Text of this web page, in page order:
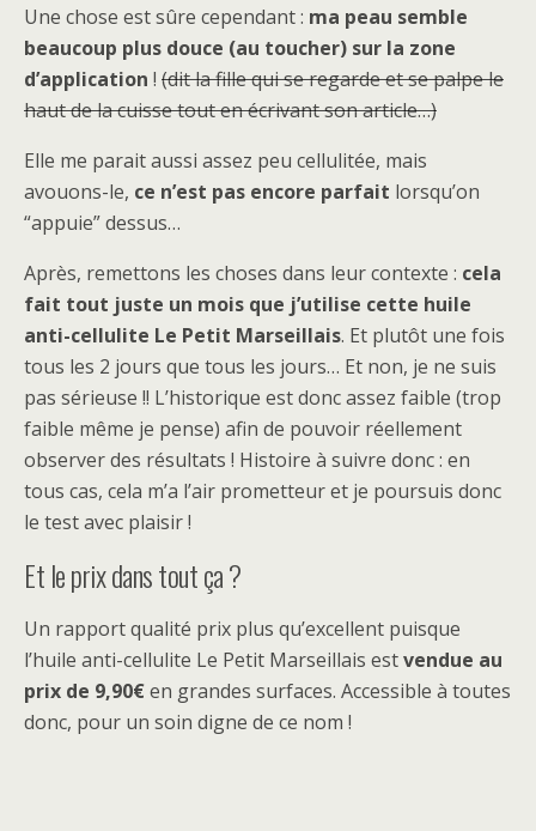
Une chose est sûre cependant : ma peau semble
beaucoup plus douce (au toucher) sur la zone
d’application ! (dit la fille qui se regarde et se palpe le
haut de la cuisse tout en écrivant son article…)
Elle me parait aussi assez peu cellulitée, mais
avouons-le, ce n’est pas encore parfait lorsqu’on
“appuie” dessus…
Après, remettons les choses dans leur contexte : cela
fait tout juste un mois que j’utilise cette huile
anti-cellulite Le Petit Marseillais. Et plutôt une fois
tous les 2 jours que tous les jours… Et non, je ne suis
pas sérieuse !! L’historique est donc assez faible (trop
faible même je pense) afin de pouvoir réellement
observer des résultats ! Histoire à suivre donc : en
tous cas, cela m’a l’air prometteur et je poursuis donc
le test avec plaisir !
Et le prix dans tout ça ?
Un rapport qualité prix plus qu’excellent puisque
l’huile anti-cellulite Le Petit Marseillais estvendue au
prix de 9,90€en grandes surfaces. Accessible à toutes
donc, pour un soin digne de ce nom !